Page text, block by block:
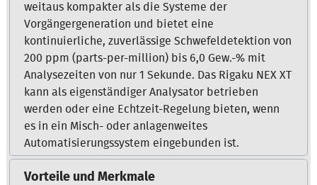
weitaus kompakter als die Systeme der
Vorgängergeneration und bietet eine
kontinuierliche, zuverlässige Schwefeldetektion von
200 ppm (parts-per-million) bis 6,0 Gew.-% mit
Analysezeiten von nur 1 Sekunde. Das Rigaku NEX XT
kann als eigenständiger Analysator betrieben
werden oder eine Echtzeit-Regelung bieten, wenn
es in ein Misch- oder anlagenweites
Automatisierungssystem eingebunden ist.
Vorteile und Merkmale